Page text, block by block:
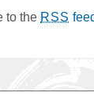
to the RSS